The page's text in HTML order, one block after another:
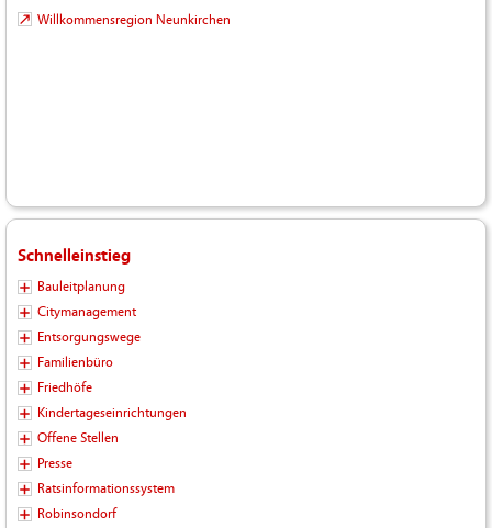
Willkommensregion Neunkirchen
Schnelleinstieg
Bauleitplanung
Citymanagement
Entsorgungswege
Familienbüro
Friedhöfe
Kindertageseinrichtungen
Offene Stellen
Presse
Ratsinformationssystem
Robinsondorf